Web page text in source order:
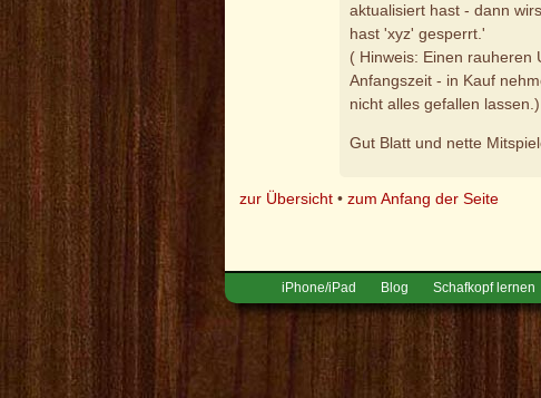
aktualisiert hast - dann
hast 'xyz' gesperrt.'
( Hinweis: Einen
Anfangszeit - in Kauf
nicht alles gefallen lassen.)
Gut Blatt und nette
zur Übersicht •zum Anfang der Seite
iPhone/iPad Blog Schafkopf lernen